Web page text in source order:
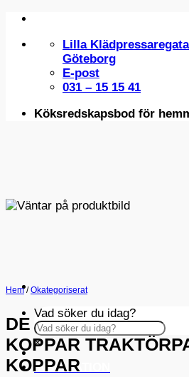
Skip
content
Lilla
Göteborg
E-post
031 – 15 15 41
Köksredskapsbod för
Vad söker du idag?
×
INSPIRATION
Hem / Okategoriserat
DE BUYER PRIMA
KOPPAR
KOPPAR